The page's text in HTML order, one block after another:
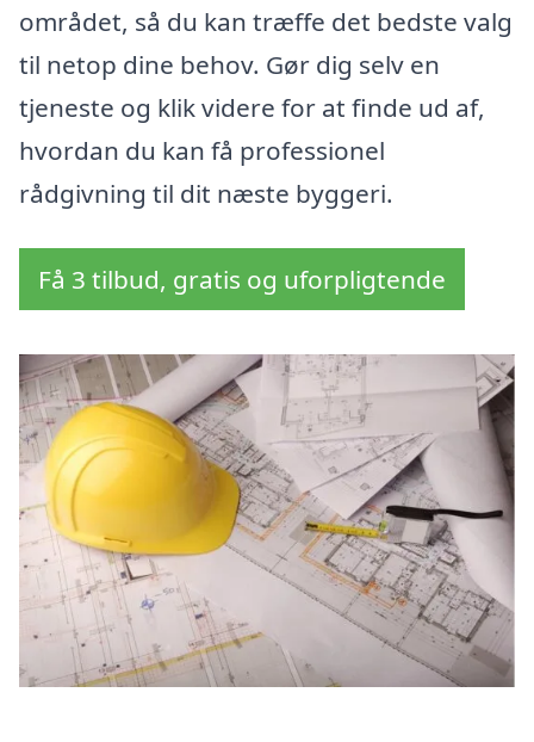
området, så du kan træffe det bedste valg
til netop dine behov. Gør dig selv en
tjeneste og klik videre for at finde ud af,
hvordan du kan få professionel
rådgivning til dit næste byggeri.
Få 3 tilbud, gratis og uforpligtende